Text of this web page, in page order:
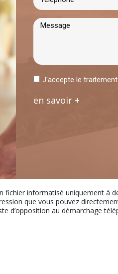
J'accepte le
en savoir +
informatisé uniquement à
que vous pouvez
d’opposition au démarchage